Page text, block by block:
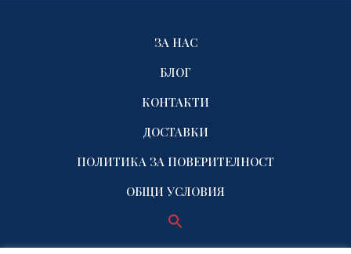
ЗА НАС
БЛОГ
КОНТАКТИ
ДОСТАВКИ
ПОЛИТИКА ЗА ПОВЕРИТЕЛНОСТ
ОБЩИ УСЛОВИЯ